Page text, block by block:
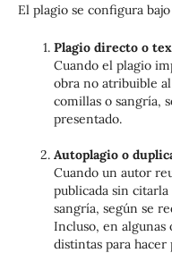
El plagio se configura
Plagio directo o
Cuando el plagio
obra no atribuible
comillas o sangría,
presentado.
Autoplagio o
Cuando un autor
publicada sin
sangría, según se
Incluso, en algunas
distintas para